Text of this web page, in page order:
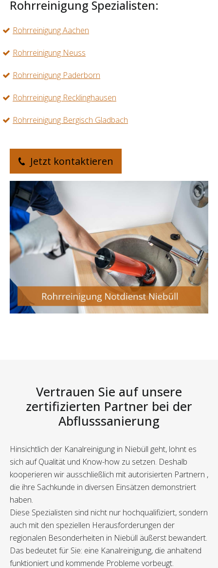
Rohrreinigung Spezialisten:
Rohrreinigung Aachen
Rohrreinigung Neuss
Rohrreinigung Paderborn
Rohrreinigung Recklinghausen
Rohrreinigung Bergisch Gladbach
Jetzt kontaktieren
Vertrauen Sie auf unsere
zertifizierten Partner bei der
Abflusssanierung
Hinsichtlich der Kanalreinigung in Niebüll geht, lohnt es
sich auf Qualität und Know-how zu setzen. Deshalb
kooperieren wir ausschließlich mit autorisierten Partnern ,
die ihre Sachkunde in diversen Einsätzen demonstriert
haben.
Diese Spezialisten sind nicht nur hochqualifiziert, sondern
auch mit den speziellen Herausforderungen der
regionalen Besonderheiten in Niebüll äußerst bewandert.
Das bedeutet für Sie: eine Kanalreinigung, die anhaltend
funktioniert und kommende Probleme vorbeugt.